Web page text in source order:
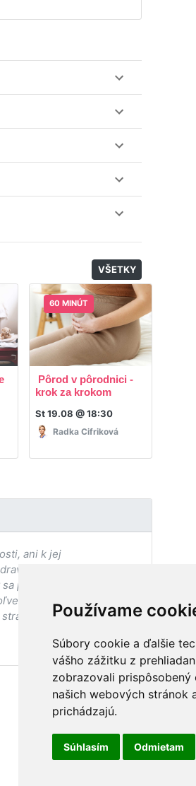
Používame
Súbory cookie a ďalšie
vášho zážitku z
zobrazovali prispôsobený
našich webových stránok
prichádzajú.
Súhlasím Odmietam
sledovať
je potrebné mať
žiadne ďalšie appky
dala k dispozícií.
VŠETKY
60 MINÚT
Pôrod v pôrodnici -
krok za krokom
St 19.08 @ 18:30
Radka Cifriková
ani k jej
vhodnosti postupov
pred ich aplikáciou vždy
štádiu
Vaším ošetrujúcim